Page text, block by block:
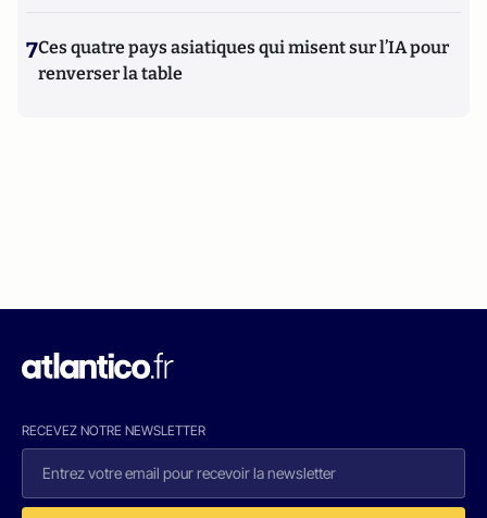
7Ces quatre pays asiatiques qui misent sur l’IA pour
renverser la table
RECEVEZ NOTRE NEWSLETTER